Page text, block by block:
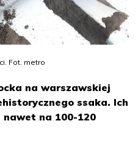
Fot. metro
na warszawskiej
ssaka. Ich
na 100-120